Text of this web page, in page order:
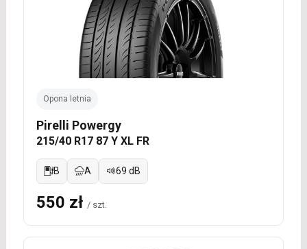
Opona letnia
Pirelli Powergy
215/40 R17 87 Y XL FR
B A 69 dB
550 zł / szt.